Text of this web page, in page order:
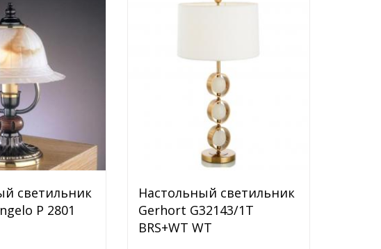
светильник
P 2801
Настольный светильник
Gerhort G32143/1T
BRS+WT WT